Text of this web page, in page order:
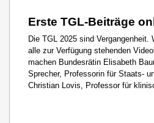
Erste TGL-Beiträge
Die TGL 2025 sind Vergangenheit.
alle zur Verfügung stehenden
machen Bundesrätin Elisabeth
Sprecher, Professorin für Staats-
Christian Lovis, Professor für